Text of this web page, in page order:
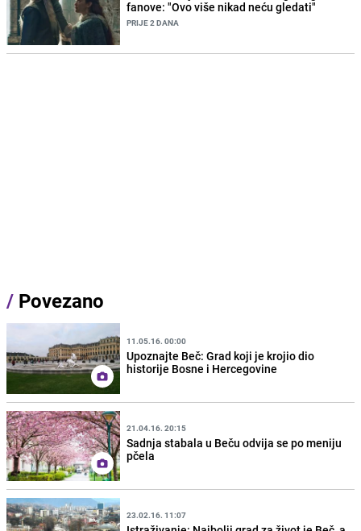
fanove: "Ovo više nikad neću gledati"
PRIJE 2 DANA
/ Povezano
11.05.16. 00:00
Upoznajte Beč: Grad koji je krojio dio
historije Bosne i Hercegovine
21.04.16. 20:15
Sadnja stabala u Beču odvija se po meniju
pčela
23.02.16. 11:07